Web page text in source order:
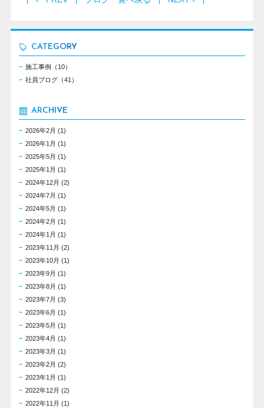
CATEGORY
施工事例（10）
社員ブログ（41）
ARCHIVE
2026年2月 (1)
2026年1月 (1)
2025年5月 (1)
2025年1月 (1)
2024年12月 (2)
2024年7月 (1)
2024年5月 (1)
2024年2月 (1)
2024年1月 (1)
2023年11月 (2)
2023年10月 (1)
2023年9月 (1)
2023年8月 (1)
2023年7月 (3)
2023年6月 (1)
2023年5月 (1)
2023年4月 (1)
2023年3月 (1)
2023年2月 (2)
2023年1月 (1)
2022年12月 (2)
2022年11月 (1)